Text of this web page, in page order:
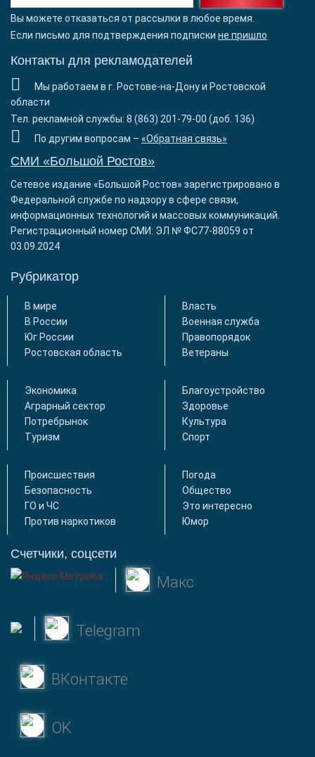
Вы можете отказаться от рассылки в любое время.
Если письмо для подтверждения подписки не пришло
Контакты для рекламодателей
Мы работаем в г. Ростове-на-Дону и Ростовской
области
Тел. рекламной службы: 8 (863) 201-79-00 (доб. 136)
По другим вопросам – «Обратная связь»
СМИ «Большой Ростов»
Сетевое издание «Большой Ростов» зарегистрировано в
Федеральной службе по надзору в сфере связи,
информационных технологий и массовых коммуникаций.
Регистрационный номер СМИ: ЭЛ № ФС77-88059 от
03.09.2024
Рубрикатор
В мире
В России
Юг России
Ростовская область
Власть
Военная служба
Правопорядок
Ветераны
Экономика
Аграрный сектор
Потребрынок
Туризм
Благоустройство
Здоровье
Культура
Спорт
Происшествия
Безопасность
ГО и ЧС
Против наркотиков
Погода
Общество
Это интересно
Юмор
Счетчики, соцсети
Макс
Telegram
ВКонтакте
OK